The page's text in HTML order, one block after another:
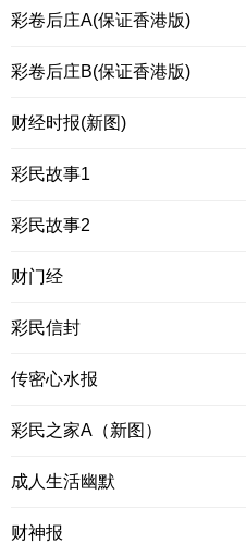
彩卷后庄A(保证香港版)
彩卷后庄B(保证香港版)
财经时报(新图)
彩民故事1
彩民故事2
财门经
彩民信封
传密心水报
彩民之家A（新图）
成人生活幽默
财神报